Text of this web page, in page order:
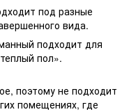
под разные
вида.
подходит для
пол».
поэтому не подходит
помещениях, где